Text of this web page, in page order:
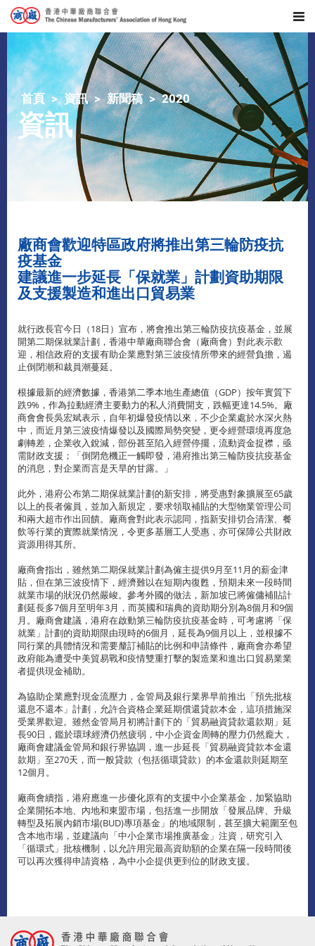
首頁 資訊 新聞稿 2020
資訊
廠商會歡迎特區政府將推出第三輪防疫抗
疫基金
建議進一步延長「保就業」計劃資助期限
及支援製造和進出口貿易業
就行政長官今日（18日）宣布，將會推出第三輪防疫抗疫基金，並展
開第二期保就業計劃，香港中華廠商聯合會（廠商會）對此表示歡
迎，相信政府的支援有助企業應對第三波疫情所帶來的經營負擔，遏
止倒閉潮和裁員潮蔓延。
根據最新的經濟數據，香港第二季本地生產總值（GDP）按年實質下
跌9%，作為拉動經濟主要動力的私人消費開支，跌幅更達14.5%。廠
商會會長吳宏斌表示，自年初爆發疫情以來，不少企業處於水深火熱
中，而近月第三波疫情爆發以及國際局勢突變，更令經營環境再度急
劇轉差，企業收入銳減，部份甚至陷入經營停擺，流動資金捉襟，亟
需財政支援；「倒閉危機正一觸即發，港府推出第三輪防疫抗疫基金
的消息，對企業而言是天旱的甘露。」
此外，港府公布第二期保就業計劃的新安排，將受惠對象擴展至65歲
以上的長者僱員，並加入新規定，要求領取補貼的大型物業管理公司
和兩大超市作出回饋。廠商會對此表示認同，指新安排切合清潔、餐
飲等行業的實際就業情況，令更多基層工人受惠，亦可保障公共財政
資源用得其所。
廠商會指出，雖然第二期保就業計劃為僱主提供9月至11月的薪金津
貼，但在第三波疫情下，經濟難以在短期內復甦，預期未來一段時間
就業市場的狀況仍然嚴峻。參考外國的做法，新加坡已將僱傭補貼計
劃延長多7個月至明年3月，而英國和瑞典的資助期分別為8個月和9個
月。廠商會建議，港府在啟動第三輪防疫抗疫基金時，可考慮將「保
就業」計劃的資助期限由現時的6個月，延長為9個月以上，並根據不
同行業的具體情況和需要釐訂補貼的比例和申請條件，廠商會亦希望
政府能為遭受中美貿易戰和疫情雙重打擊的製造業和進出口貿易業業
者提供現金補助。
為協助企業應對現金流壓力，金管局及銀行業界早前推出「預先批核
還息不還本」計劃，允許合資格企業延期償還貸款本金，這項措施深
受業界歡迎。雖然金管局月初將計劃下的「貿易融資貸款還款期」延
長90日，鑑於環球經濟仍然疲弱，中小企資金周轉的壓力仍然龐大，
廠商會建議金管局和銀行界協調，進一步延長「貿易融資貸款本金還
款期」至270天，而一般貸款（包括循環貸款）的本金還款則延期至
12個月。
廠商會續指，港府應進一步優化原有的支援中小企業基金，加緊協助
企業開拓本地、內地和東盟市場，包括進一步開放「發展品牌、升級
轉型及拓展內銷市場(BUD)專項基金」的地域限制，甚至擴大範圍至包
含本地市場，並建議向「中小企業市場推廣基金」注資，研究引入
「循環式」批核機制，以允許用完最高資助額的企業在隔一段時間後
可以再次獲得申請資格，為中小企提供更到位的財政支援。